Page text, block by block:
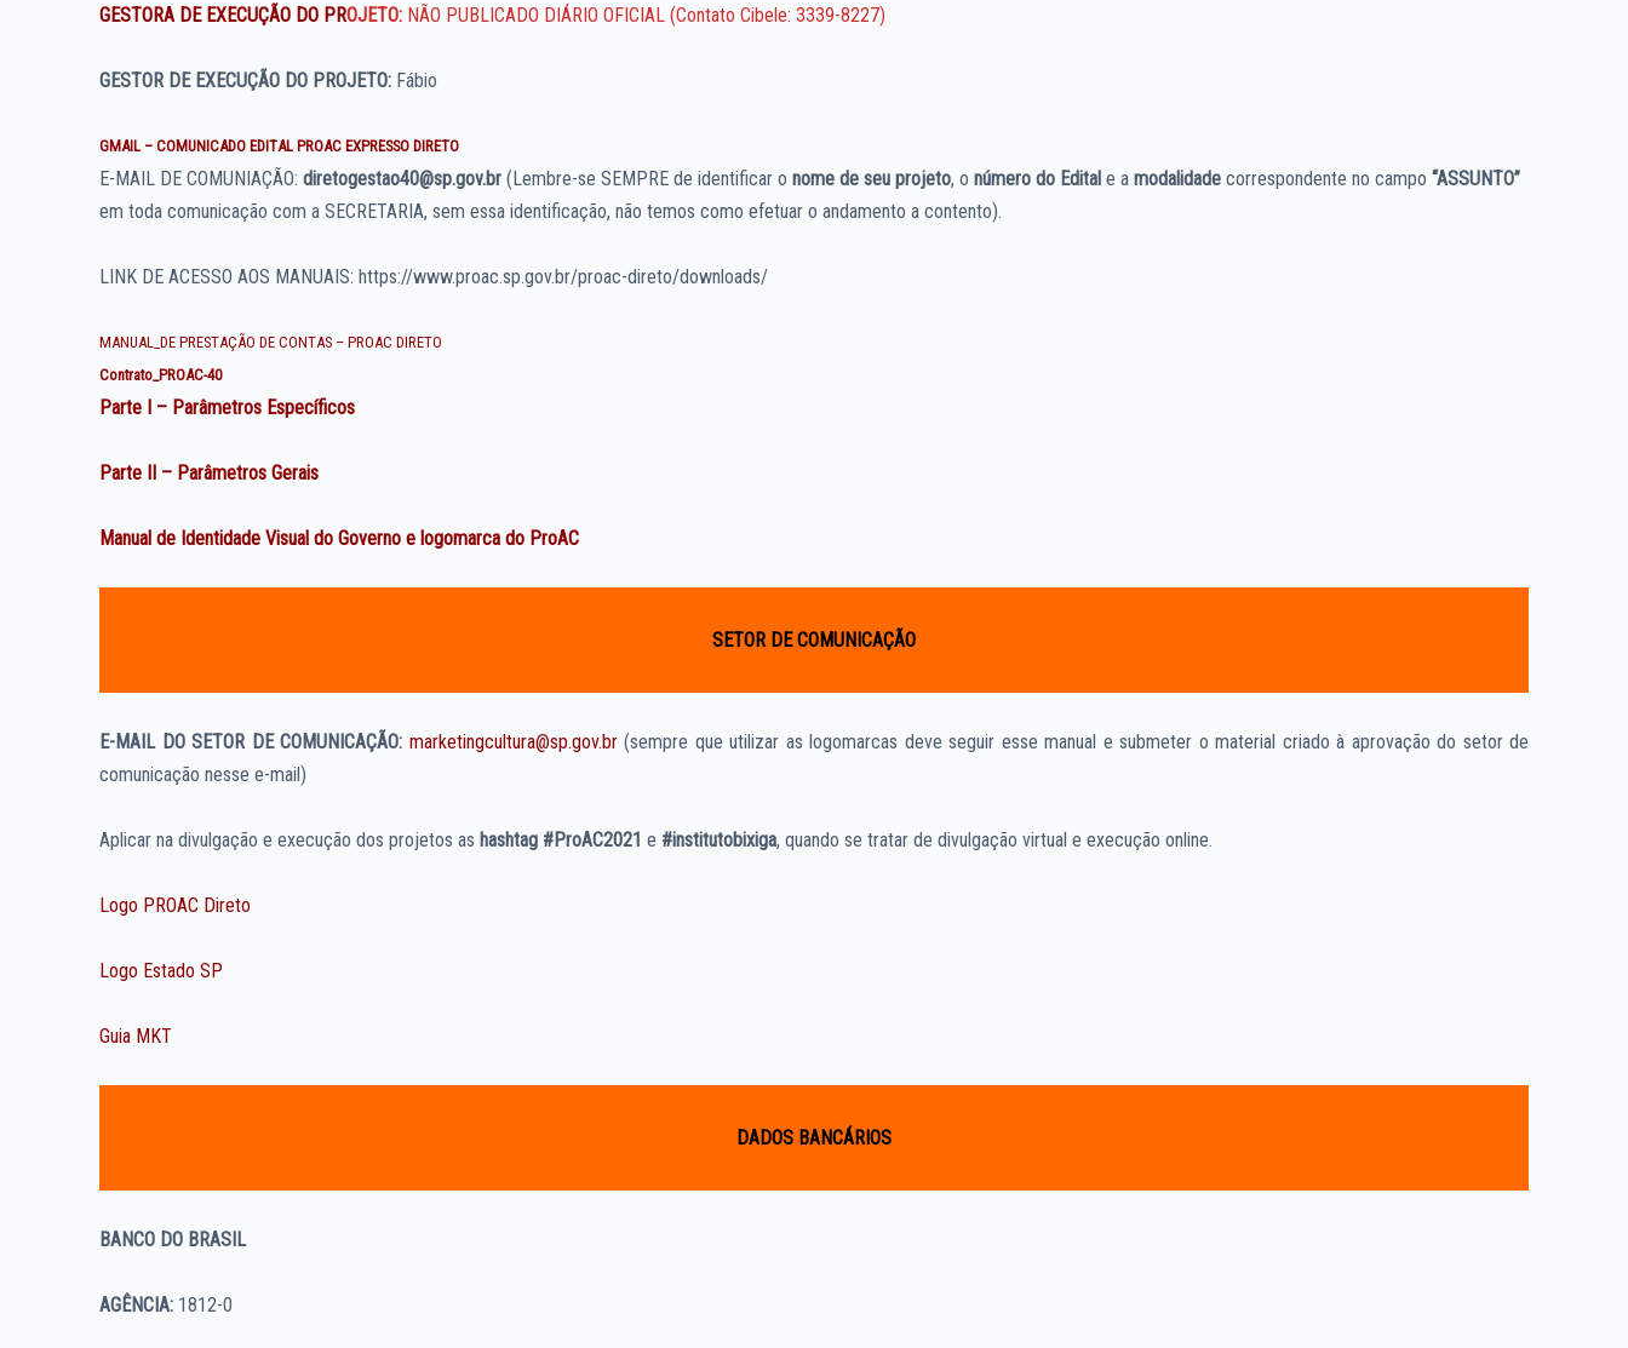
GESTORA DE EXECUÇÃO DO PROJETO: NÃO PUBLICADO DIÁRIO OFICIAL (Contato Cibele: 3339-8227)
GESTOR DE EXECUÇÃO DO PROJETO: Fábio
GMAIL – COMUNICADO EDITAL PROAC EXPRESSO DIRETO
E-MAIL DE COMUNIAÇÃO: diretogestao40@sp.gov.br (Lembre-se SEMPRE de identificar o nome de seu projeto, o número do Edital e a modalidade correspondente no campo “ASSUNTO”
em toda comunicação com a SECRETARIA, sem essa identificação, não temos como efetuar o andamento a contento).
LINK DE ACESSO AOS MANUAIS: https://www.proac.sp.gov.br/proac-direto/downloads/
MANUAL_DE PRESTAÇÃO DE CONTAS – PROAC DIRETO
Contrato_PROAC-40
Parte I – Parâmetros Específicos
Parte II – Parâmetros Gerais
Manual de Identidade Visual do Governo e logomarca do ProAC
SETOR DE COMUNICAÇÃO
E-MAIL DO SETOR DE COMUNICAÇÃO: marketingcultura@sp.gov.br(sempre que utilizar as logomarcas deve seguir esse manual e submeter o material criado à aprovação do setor de
comunicação nesse e-mail)
Aplicar na divulgação e execução dos projetos as hashtag #ProAC2021 e #institutobixiga, quando se tratar de divulgação virtual e execução online.
Logo PROAC Direto
Logo Estado SP
Guia MKT
DADOS BANCÁRIOS
BANCO DO BRASIL
AGÊNCIA: 1812-0